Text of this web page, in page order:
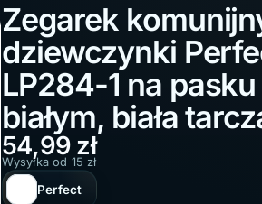
Zegarek
dziewczynki
LP284-1 na pasku
białym, biała
54,99 zł
Wysyłka od 15 zł
Perfect